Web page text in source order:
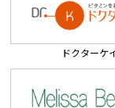
ドクターケ